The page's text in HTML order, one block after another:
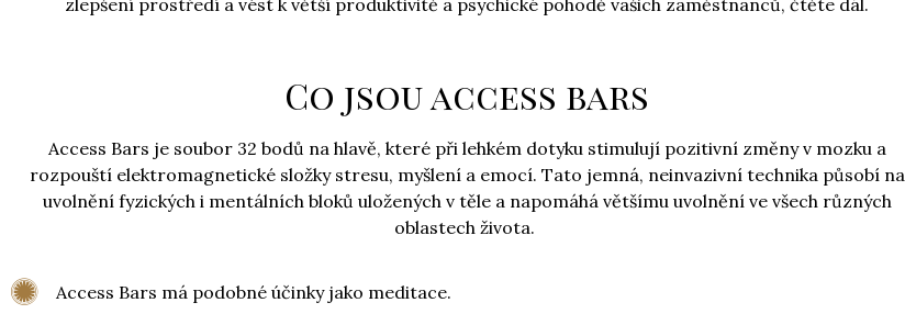
zlepšení prostředí a vést k větší produktivitě a psychické pohodě vašich zaměstnanců, čtěte dál.
Co jsou access bars
Access Bars je soubor 32 bodů na hlavě, které při lehkém dotyku stimulují pozitivní změny v mozku a
rozpouští elektromagnetické složky stresu, myšlení a emocí. Tato jemná, neinvazivní technika působí na
uvolnění fyzických i mentálních bloků uložených v těle a napomáhá většímu uvolnění ve všech různých
oblastech života.
Access Bars má podobné účinky jako meditace.